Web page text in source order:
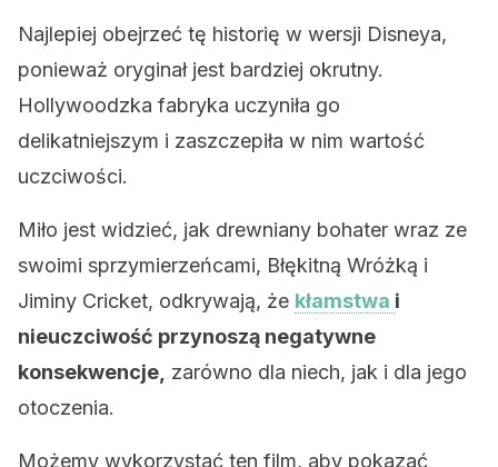
Najlepiej obejrzeć tę historię w wersji Disneya,
ponieważ oryginał jest bardziej okrutny.
Hollywoodzka fabryka uczyniła go
delikatniejszym i zaszczepiła w nim wartość
uczciwości.
Miło jest widzieć, jak drewniany bohater wraz ze
swoimi sprzymierzeńcami, Błękitną Wróżką i
Jiminy Cricket, odkrywają, że kłamstwa i
nieuczciwość przynoszą negatywne
konsekwencje, zarówno dla niech, jak i dla jego
otoczenia.
Możemy wykorzystać ten film, aby pokazać